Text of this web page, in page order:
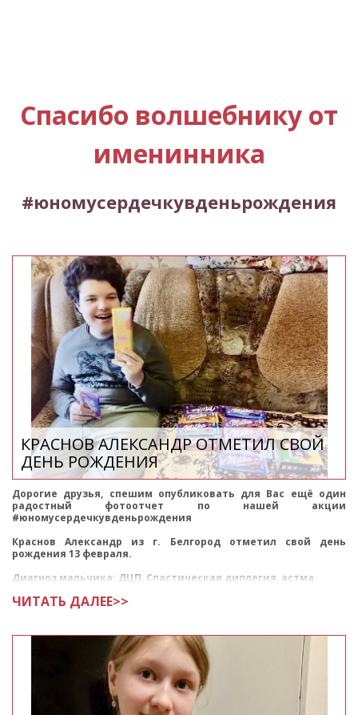
Спасибо волшебнику от
именинника
#юномусердечкувденьрождения
КРАСНОВ АЛЕКСАНДР ОТМЕТИЛ СВОЙ
ДЕНЬ РОЖДЕНИЯ
Дорогие друзья, спешим опубликовать для Вас ещё один
радостный фотоотчет по нашей акции
#юномусердечкувденьрождения
Краснов Александр из г. Белгород отметил свой день
рождения 13 февраля.
Диагноз мальчика: ДЦП, Спастическая диплегия, астма.
Саша любит играть в игрушки, смо
ЧИТАТЬ ДАЛЕЕ>>